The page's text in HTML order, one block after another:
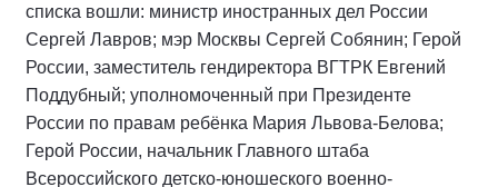
списка вошли: министр иностранных дел России
Сергей Лавров; мэр Москвы Сергей Собянин; Герой
России, заместитель гендиректора ВГТРК Евгений
Поддубный; уполномоченный при Президенте
России по правам ребёнка Мария Львова-Белова;
Герой России, начальник Главного штаба
Всероссийского детско-юношеского военно-